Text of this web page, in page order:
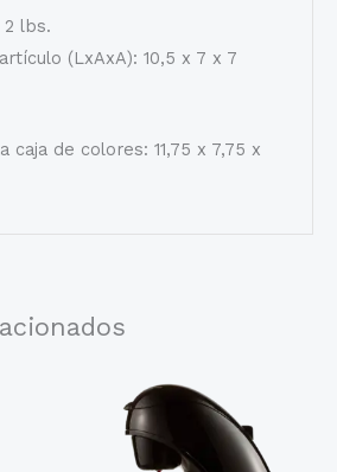
2 lbs.
(LxAxA): 10,5 x 7 x 7
caja de colores: 11,75 x 7,75 x